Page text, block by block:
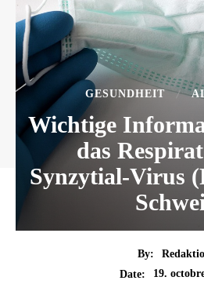
GESUNDHEIT
Wichtige
das
Synzytial-Virus
By:
Date:
19.